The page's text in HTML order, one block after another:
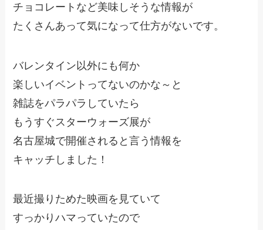
チョコレートなど美味しそうな情報が
たくさんあって気になって仕方がないです。
バレンタイン以外にも何か
楽しいイベントってないのかな～と
雑誌をパラパラしていたら
もうすぐスターウォーズ展が
名古屋城で開催されると言う情報を
キャッチしました！
最近撮りためた映画を見ていて
すっかりハマっていたので